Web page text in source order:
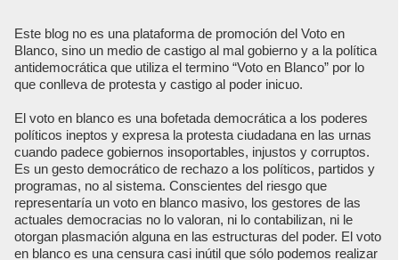
Este blog no es una plataforma de promoción del Voto en
Blanco, sino un medio de castigo al mal gobierno y a la política
antidemocrática que utiliza el termino “Voto en Blanco” por lo
que conlleva de protesta y castigo al poder inicuo.
El voto en blanco es una bofetada democrática a los poderes
políticos ineptos y expresa la protesta ciudadana en las urnas
cuando padece gobiernos insoportables, injustos y corruptos.
Es un gesto democrático de rechazo a los políticos, partidos y
programas, no al sistema. Conscientes del riesgo que
representaría un voto en blanco masivo, los gestores de las
actuales democracias no lo valoran, ni lo contabilizan, ni le
otorgan plasmación alguna en las estructuras del poder. El voto
en blanco es una censura casi inútil que sólo podemos realizar